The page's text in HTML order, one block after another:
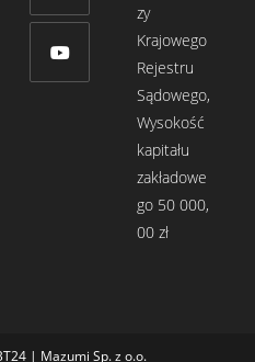
a
new
Opens
a
zy
Krajowego
Rejestru
Sądowego,
Wysokość
kapitału
zakładowe
go 50 000,
00 zł
| Mazumi Sp. z o.o.